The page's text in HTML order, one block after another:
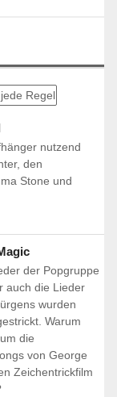
nutzend
den
Stone und
der Popgruppe
auch die Lieder
wurden
Warum
die
von George
Zeichentrickfilm